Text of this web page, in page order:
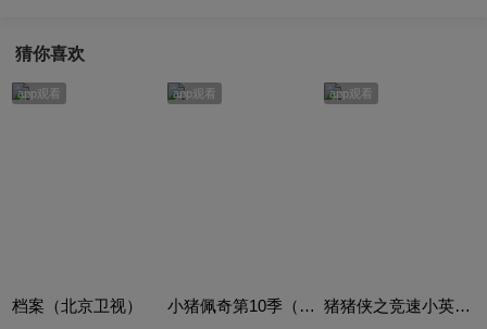
猜你喜欢
app观看
档案（北京卫视）
app观看
小猪佩奇第10季（Peppa Pig Season 10）（中文版） 有声音频
app观看
猪猪侠之竞速小英雄合集